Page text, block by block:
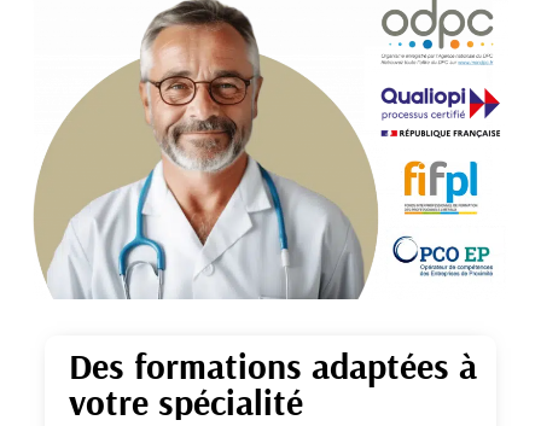
Des formations adaptées à
votre spécialité